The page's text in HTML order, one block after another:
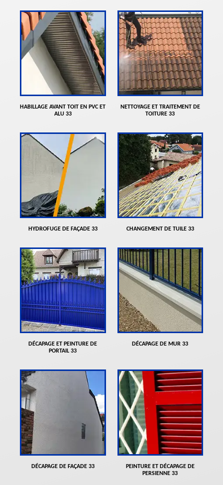
HABILLAGE AVANT TOIT EN PVC ET
ALU 33
NETTOYAGE ET TRAITEMENT DE
TOITURE 33
HYDROFUGE DE FAÇADE 33 CHANGEMENT DE TUILE 33
DÉCAPAGE ET PEINTURE DE
PORTAIL 33
DÉCAPAGE DE MUR 33
DÉCAPAGE DE FAÇADE 33
PEINTURE ET DÉCAPAGE DE
PERSIENNE 33